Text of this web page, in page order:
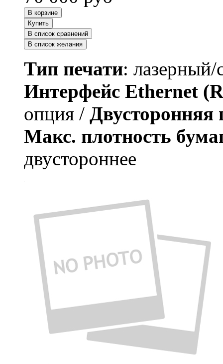
В корзине
Купить
В список сравнений
В список желания
Тип печати:
Интерфейс Ethernet
опция / Двусторонняя
Макс. плотность
двустороннее